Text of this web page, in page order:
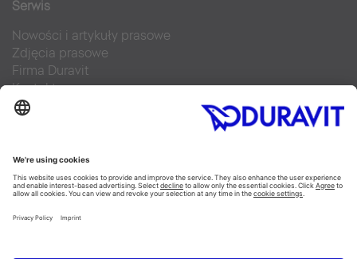
Serwis
Nowości i artykuły prasowe
Zdjęcia prasowe
Firma Duravit
Kontakt
Najczęściej zadawane pytania
Facebook
Instagram
Pinterest
Blog
Flickr